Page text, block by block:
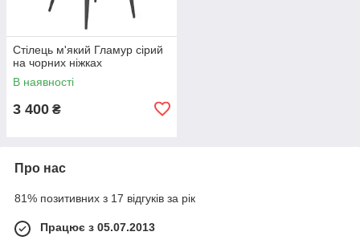
Стілець м'який Гламур сірий
на чорних ніжках
В наявності
3 400 ₴
Про нас
81% позитивних з 17 відгуків за рік
Працює з 05.07.2013